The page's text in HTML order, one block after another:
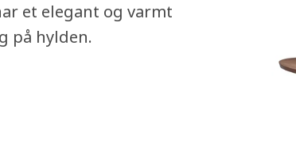
et elegant og varmt
på hylden.